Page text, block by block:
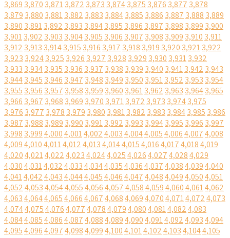
3,869 3,870 3,8713,872 3,873 3,8743,875 3,876 3,877 3,878
3,879 3,880 3,8813,882 3,883 3,8843,885 3,886 3,887 3,888 3,889
3,890 3,8913,892 3,893 3,8943,895 3,896 3,897 3,898 3,899 3,900
3,9013,902 3,903 3,9043,905 3,906 3,907 3,908 3,909 3,910 3,911
3,912 3,913 3,9143,915 3,916 3,917 3,918 3,919 3,920 3,9213,922
3,923 3,9243,925 3,926 3,927 3,928 3,929 3,930 3,9313,932
3,933 3,9343,935 3,936 3,937 3,938 3,939 3,940 3,9413,942 3,943
3,9443,945 3,946 3,947 3,948 3,949 3,950 3,9513,952 3,953 3,954
3,955 3,956 3,957 3,958 3,959 3,960 3,9613,962 3,963 3,9643,965
3,966 3,967 3,968 3,969 3,970 3,9713,972 3,973 3,9743,975
3,976 3,977 3,978 3,979 3,980 3,9813,982 3,983 3,9843,985 3,986
3,987 3,988 3,989 3,990 3,9913,992 3,993 3,9943,995 3,996 3,997
3,998 3,9994,0004,0014,0024,0034,0044,0054,0064,0074,008
4,0094,0104,0114,0124,0134,0144,0154,0164,0174,0184,019
4,0204,0214,0224,0234,0244,0254,0264,0274,0284,029
4,0304,0314,0324,0334,0344,0354,0364,0374,0384,0394,040
4,0414,0424,0434,0444,0454,0464,0474,0484,0494,0504,051
4,0524,0534,0544,0554,0564,0574,0584,0594,0604,0614,062
4,0634,0644,0654,0664,0674,0684,0694,0704,0714,0724,073
4,0744,0754,0764,0774,0784,0794,0804,0814,0824,083
4,0844,0854,0864,0874,0884,0894,0904,0914,0924,0934,094
4,0954,0964,0974,0984,0994,1004,1014,1024,1034,1044,105